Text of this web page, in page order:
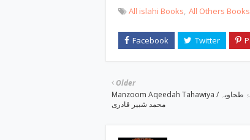
All islahi Books All Others Books
Older
Manzoom Aqeedah Tahawiya ‎/ منظوم عقیدۂ طحاویہby
‎محمد شبیر قادری